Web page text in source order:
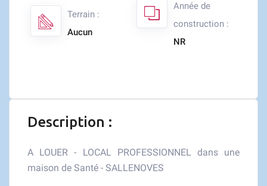
Terrain :
Aucun
Année de
construction :
NR
Description :
A LOUER - LOCAL PROFESSIONNEL dans une
maison de Santé - SALLENOVES